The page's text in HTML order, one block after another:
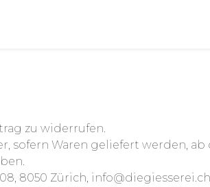
zu widerrufen.
sofern Waren geliefert werden, ab
8050 Zürich, info@diegiesserei.ch,